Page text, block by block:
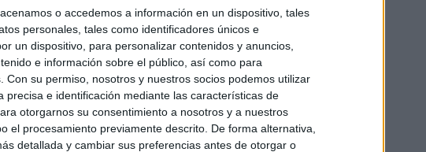
o accedemos a información en un dispositivo, tales
personales, tales como identificadores únicos e
un dispositivo, para personalizar contenidos y anuncios,
e información sobre el público, así como para
Con su permiso, nosotros y nuestros socios podemos utilizar
precisa e identificación mediante las características de
otorgarnos su consentimiento a nosotros y a nuestros
el procesamiento previamente descrito. De forma alternativa,
detallada y cambiar sus preferencias antes de otorgar o